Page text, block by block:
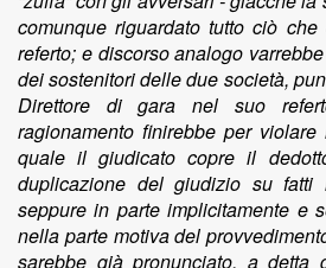
comunque riguardato tutto ciò
referto; e discorso analogo
dei sostenitori delle due società,
Direttore di gara nel suo
ragionamento finirebbe per
quale il giudicato copre il
duplicazione del giudizio su
seppure in parte implicitamente e
nella parte motiva del
sarebbe già pronunciato, a detta